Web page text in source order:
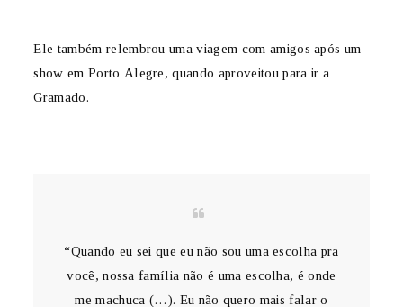
Ele também relembrou uma viagem com amigos após um
show em Porto Alegre, quando aproveitou para ir a
Gramado.
“Quando eu sei que eu não sou uma escolha pra
você, nossa família não é uma escolha, é onde
me machuca (…). Eu não quero mais falar o